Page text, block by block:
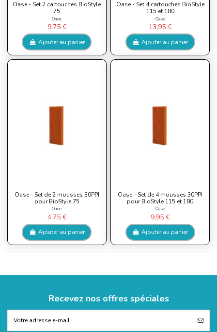
Oase - Set 2 cartouches BioStyle
75
Oase
9,75 €
Ajouter au panier
Oase - Set 4 cartouches BioStyle
115 et 180
Oase
13,95 €
Ajouter au panier
Oase - Set de 2 mousses 30PPI
pour BioStyle 75
Oase
4,75 €
Ajouter au panier
Oase - Set de 4 mousses 30PPI
pour BioStyle 115 et 180
Oase
9,95 €
Ajouter au panier
Recevez nos offres spéciales